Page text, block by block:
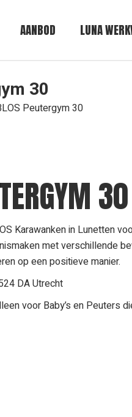
AANBOD LUNA
30
Peutergym 30
30
Karawanken in Lunetten
met verschillende
op een positieve manier.
DA Utrecht
voor Baby’s en Peuters